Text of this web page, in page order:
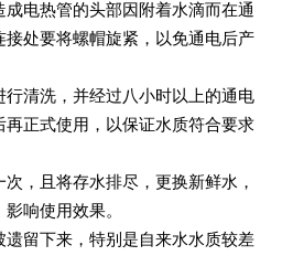
电热管的头部因附着水滴而在通
处要将螺帽旋紧，以免通电后产
清洗，并经过八小时以上的通电
正式使用，以保证水质符合要求
，且将存水排尽，更换新鲜水，
响使用效果。
留下来，特别是自来水水质较差